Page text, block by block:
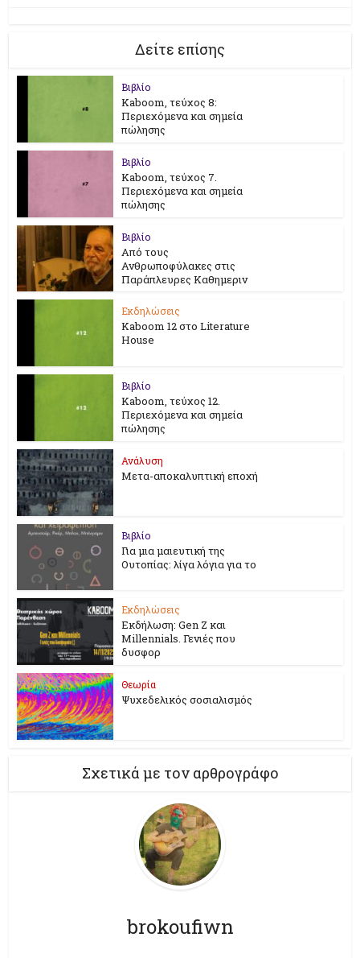
Δείτε επίσης
Βιβλίο
Kaboom, τεύχος 8:
Περιεχόμενα και σημεία
πώλησης
Βιβλίο
Kaboom, τεύχος 7.
Περιεχόμενα και σημεία
πώλησης
Βιβλίο
Από τους
Ανθρωποφύλακες στις
Παράπλευρες Καθημεριν
Εκδηλώσεις
Kaboom 12 στο Literature
House
Βιβλίο
Kaboom, τεύχος 12.
Περιεχόμενα και σημεία
πώλησης
Ανάλυση
Μετα-αποκαλυπτική εποχή
Βιβλίο
Για μια μαιευτική της
Ουτοπίας: λίγα λόγια για το
Εκδηλώσεις
Εκδήλωση: Gen Z και
Millennials. Γενιές που
δυσφορ
Θεωρία
Ψυχεδελικός σοσιαλισμός
Σχετικά με τον αρθρογράφο
brokoufiwn